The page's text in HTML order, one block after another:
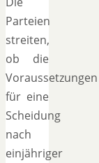
Parteien
streiten,
ob die
Voraussetzungen
für eine
Scheidung
nach
einjähriger